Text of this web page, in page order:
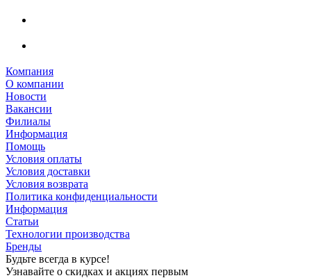
Компания
О компании
Новости
Вакансии
Филиалы
Информация
Помощь
Условия оплаты
Условия доставки
Условия возврата
Политика конфиденциальности
Информация
Статьи
Технологии производства
Бренды
Будьте всегда в курсе!
Узнавайте о скидках и акциях первым